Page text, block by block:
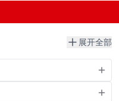
展开全部